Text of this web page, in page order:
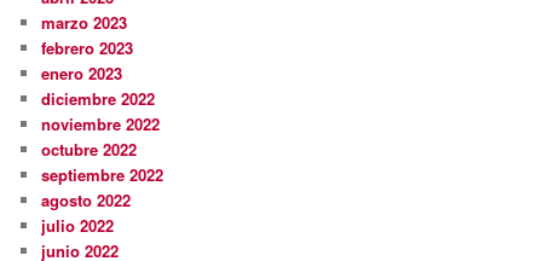
marzo 2023
febrero 2023
enero 2023
diciembre 2022
noviembre 2022
octubre 2022
septiembre 2022
agosto 2022
julio 2022
junio 2022